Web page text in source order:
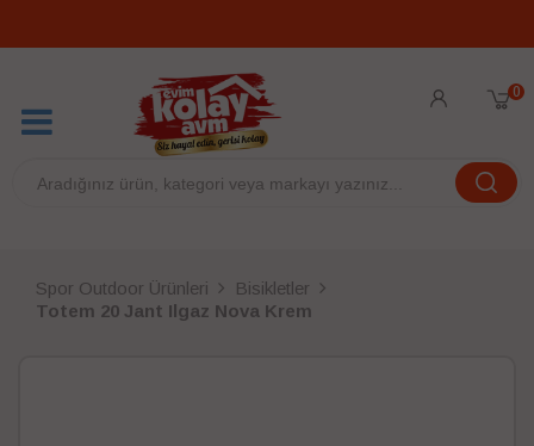
0
Spor Outdoor Ürünleri
Bisikletler
Totem 20 Jant Ilgaz Nova Krem